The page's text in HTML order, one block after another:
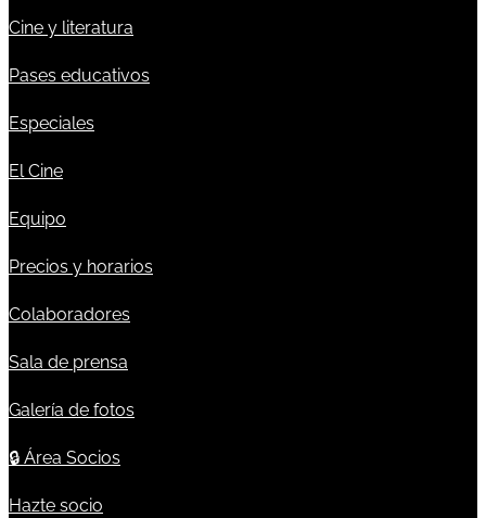
Cine y literatura
Pases educativos
Especiales
El Cine
Equipo
Precios y horarios
Colaboradores
Sala de prensa
Galería de fotos
🔒 Área Socios
Hazte socio